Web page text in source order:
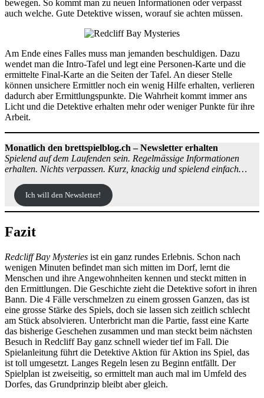
bewegen. So kommt man zu neuen Informationen oder verpasst
auch welche. Gute Detektive wissen, worauf sie achten müssen.
Am Ende eines Falles muss man jemanden beschuldigen. Dazu
wendet man die Intro-Tafel und legt eine Personen-Karte und die
ermittelte Final-Karte an die Seiten der Tafel. An dieser Stelle
können unsichere Ermittler noch ein wenig Hilfe erhalten, verlieren
dadurch aber Ermittlungspunkte. Die Wahrheit kommt immer ans
Licht und die Detektive erhalten mehr oder weniger Punkte für ihre
Arbeit.
Monatlich den brettspielblog.ch – Newsletter erhalten
Spielend auf dem Laufenden sein. Regelmässige Informationen
erhalten. Nichts verpassen. Kurz, knackig und spielend einfach…
Ich will den Newsletter!
Fazit
Redcliff Bay Mysteries ist ein ganz rundes Erlebnis. Schon nach
wenigen Minuten befindet man sich mitten im Dorf, lernt die
Menschen und ihre Angewohnheiten kennen und steckt mitten in
den Ermittlungen. Die Geschichte zieht die Detektive sofort in ihren
Bann. Die 4 Fälle verschmelzen zu einem grossen Ganzen, das ist
eine grosse Stärke des Spiels, doch sie lassen sich zeitlich schlecht
am Stück absolvieren. Unterbricht man die Partie, fasst eine Karte
das bisherige Geschehen zusammen und man steckt beim nächsten
Besuch in Redcliff Bay ganz schnell wieder tief im Fall. Die
Spielanleitung führt die Detektive Aktion für Aktion ins Spiel, das
ist toll umgesetzt. Langes Regeln lesen zu Beginn entfällt. Der
Spielplan ist zweiseitig, so ermittelt man auch mal im Umfeld des
Dorfes, das Grundprinzip bleibt aber gleich.